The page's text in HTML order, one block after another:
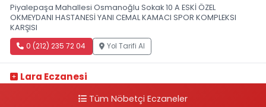
Piyalepaşa Mahallesi Osmanoğlu Sokak 10 A ESKİ ÖZEL
OKMEYDANI HASTANESİ YANI CEMAL KAMACI SPOR KOMPLEKSI
KARŞISI
0 (212) 235 72 04 Yol Tarifi Al
Lara Eczanesi
HASTANESİ KARŞISI
Tüm Nöbetçi Eczaneler